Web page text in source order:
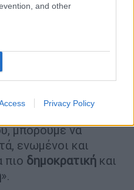
and other
Privacy Policy
Μιχελογιαννάκη
Η εμπειρία και
καθοριστικά
μπορούμε να
ενωμένοι και
πιο δημοκρατική και
».